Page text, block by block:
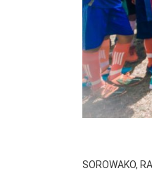
SOROWAKO,